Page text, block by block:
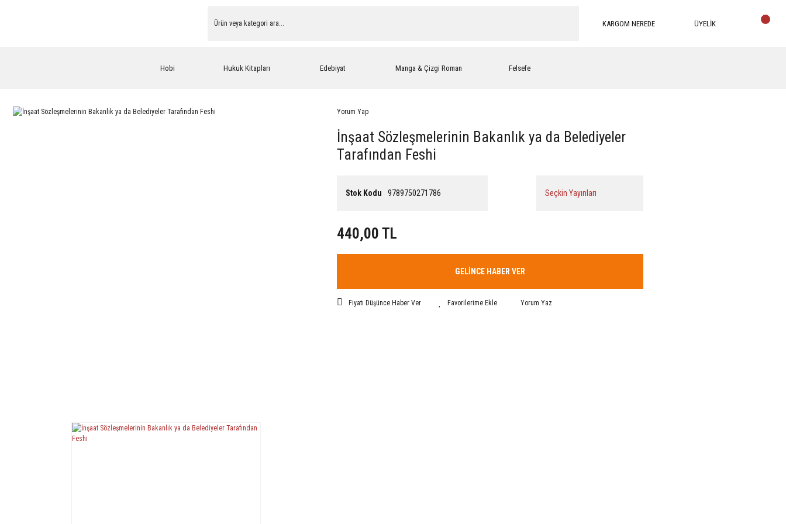
KARGOM NEREDE ÜYELİK
Hobi Hukuk Kitapları Edebiyat Manga & Çizgi Roman Felsefe
Yorum Yap
İnşaat Sözleşmelerinin Bakanlık ya da Belediyeler
Tarafından Feshi
Stok Kodu 9789750271786 Seçkin Yayınları
440,00 TL
GELİNCE HABER VER
Fiyatı Düşünce Haber Ver Yorum Yaz